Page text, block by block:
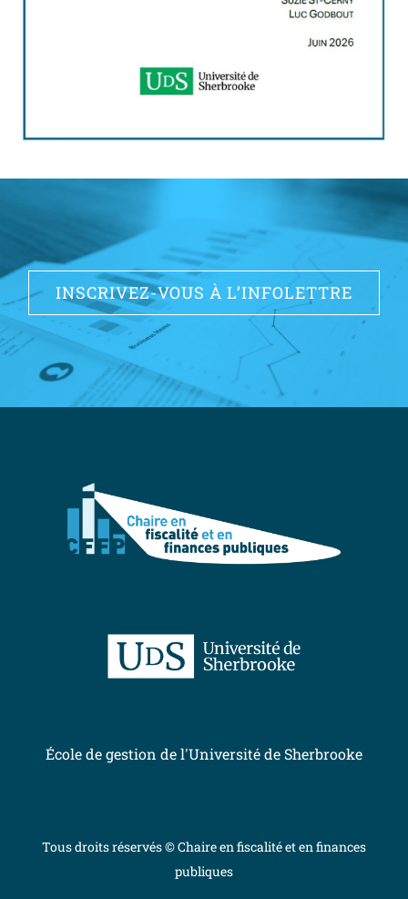
INSCRIVEZ-VOUS À L’INFOLETTRE
École de gestion de l'Université de Sherbrooke
Tous droits réservés © Chaire en fiscalité et en finances
publiques